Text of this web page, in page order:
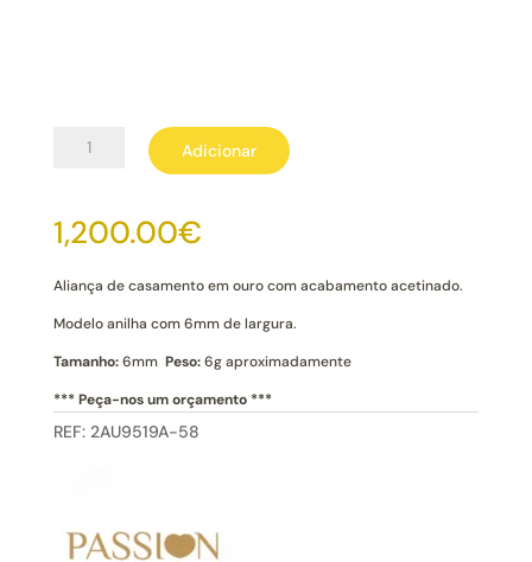
Quantidade
Ouro
19k
Adicionar
1,200.00€
Aliança de casamento em ouro com acabamento acetinado.
Modelo anilha com 6mm de largura.
Tamanho:6mm Peso:6g aproximadamente
*** Peça-nos um orçamento ***
REF: 2AU9519A-58